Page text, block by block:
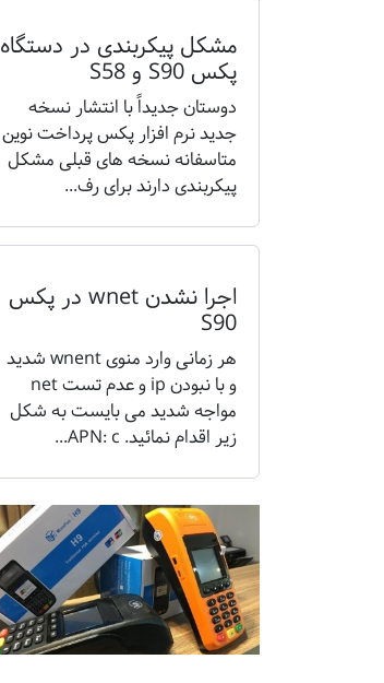
مشکل پیکربندی در دستگاه
پکس S90 و S58
دوستان جدیداً با انتشار نسخه
جدید نرم افزار پکس پرداخت نوین
متاسفانه نسخه های قبلی مشکل
پیکربندی دارند برای رف...
اجرا نشدن wnet در پکس
S90
هر زمانی وارد منوی wnent شدید
و با نبودن ip و عدم تست net
مواجه شدید می بایست به شکل
زیر اقدام نمائید. APN: c...